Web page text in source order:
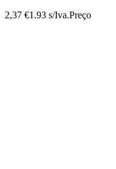
2,37 €1.93 s/Iva.Preço